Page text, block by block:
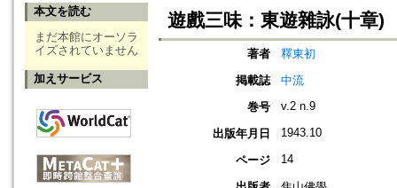
本文を読む
まだ本館にオーソラ
イズされていません
加えサービス
遊戲三味：東遊雜詠(十章)
著者
釋東初
掲載誌
中流
巻号
v.2 n.9
出版年月日 1943.10
ページ 14